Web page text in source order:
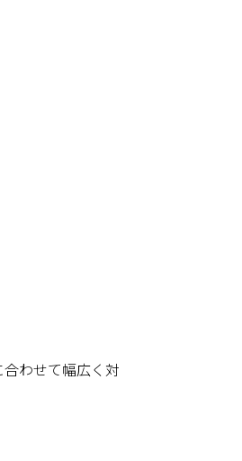
わせて幅広く対